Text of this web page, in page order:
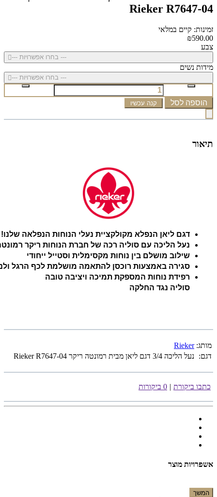
Rieker R7647-04
זמינות: קיים במלאי
₪590.00
צבע
--- בחרו אפשרויות ---
מידות נשים
--- בחרו אפשרויות ---
הוספה לסל קנה עכשיו
תיאור
דגם ליאן הנפלא מקולקציית נעלי הנוחות הנפלאה שלנו!
נעל הליכה עם סוליה רכה של חברת הנוחות ריקר
שילוב מושלם בין נוחות מקסימלית וסטייל ייחודי
סגירה באמצעות רוכסן להתאמה מושלמת לכף הרגל
רפידת נוחות המספקת תמיכה ויציבה טובה
סוליה נגד החלקה
מותג: Rieker
דגם: נעל הליכה 3/4 דגם ליאן מבית רמונטה ריקר Rieker R7647-04
כתבו ביקורת | 0 ביקורות
אשפרויות מוצר
המשך